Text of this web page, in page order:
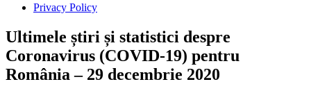
Privacy Policy
Ultimele știri și statistici despre
Coronavirus (COVID-19) pentru
România – 29 decembrie 2020